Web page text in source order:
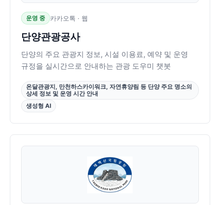
운영 중 카카오톡 · 웹
단양관광공사
단양의 주요 관광지 정보, 시설 이용료, 예약 및 운영
규정을 실시간으로 안내하는 관광 도우미 챗봇
온달관광지, 만천하스카이워크, 자연휴양림 등 단양 주요 명소의
상세 정보 및 운영 시간 안내
생성형 AI